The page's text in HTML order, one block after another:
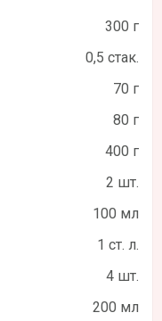
300 г
0,5 стак.
70 г
80 г
400 г
2 шт.
100 мл
1 ст. л.
4 шт.
200 мл